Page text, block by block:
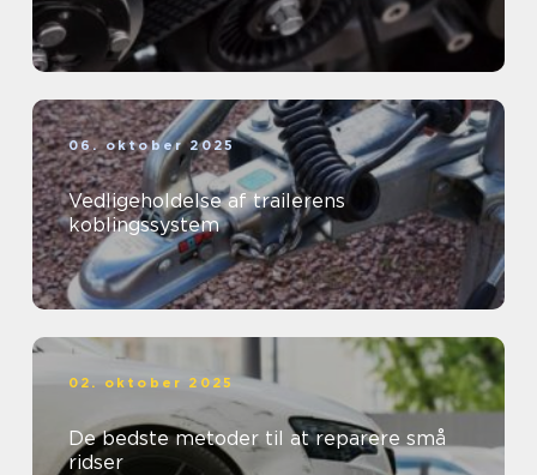
06. oktober 2025
Vedligeholdelse af trailerens
koblingssystem
02. oktober 2025
De bedste metoder til at reparere små
ridser